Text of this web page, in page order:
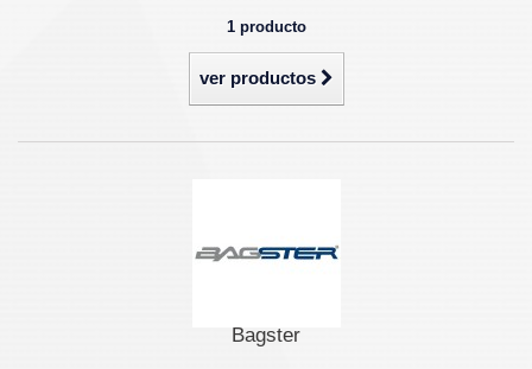
1 producto
ver productos
Bagster